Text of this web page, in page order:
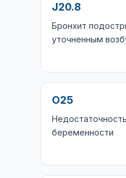
J20.8
Бронхит
уточненным
O25
беременности